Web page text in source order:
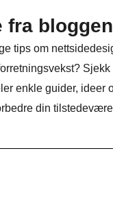
fra
tips om
enkle guider, ideer
din